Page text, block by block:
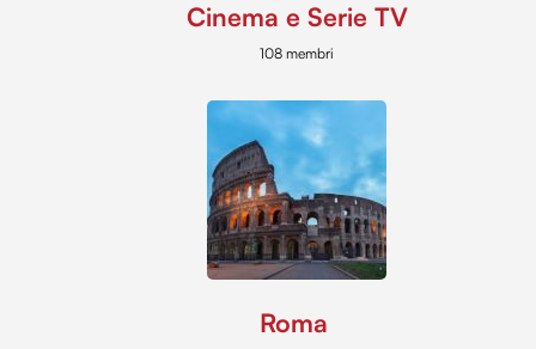
Cinema e Serie TV
108 membri
Roma